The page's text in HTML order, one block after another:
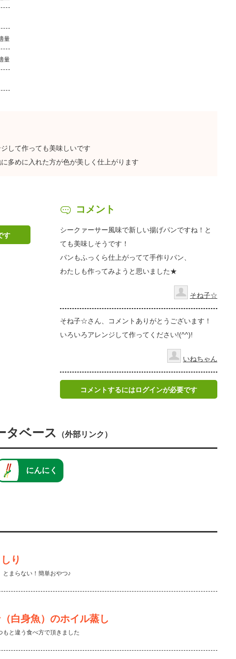
量
量
して作っても美味しいです
多めに入れた方が色が美しく仕上がります
す
コメント
シークァーサー風味で新しい揚げパンですね！と
ても美味しそうです！
パンもふっくら仕上がってて手作りパン、
わたしも作ってみようと思いました★
そね子☆
そね子☆さん、コメントありがとうございます！
いろいろアレンジして作ってください!(^^)!
いねちゃん
コメントするにはログインが必要です
タベース （外部リンク）
にんにく
り
とまらない！簡単おやつ♪
白身魚）のホイル蒸し
もと違う食べ方で頂きました